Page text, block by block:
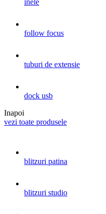
inele
follow focus
tuburi de extensie
dock usb
Inapoi
vezi toate produsele
blitzuri patina
blitzuri studio